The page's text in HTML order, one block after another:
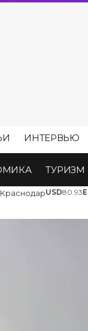
ИНТЕРВЬЮ
ТУРИЗМ
КраснодарUSD80.93